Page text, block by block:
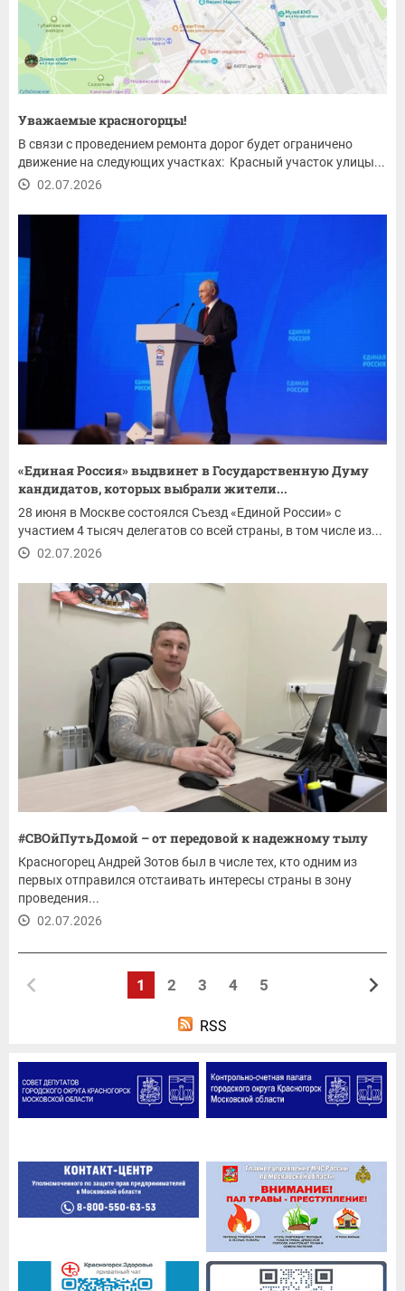
Уважаемые красногорцы!
В связи с проведением ремонта дорог будет ограничено
движение на следующих участках: Красный участок улицы...
02.07.2026
«Единая Россия» выдвинет в Государственную Думу
кандидатов, которых выбрали жители...
28 июня в Москве состоялся Съезд «Единой России» с
участием 4 тысяч делегатов со всей страны, в том числе из...
02.07.2026
#СВОйПутьДомой – от передовой к надежному тылу
Красногорец Андрей Зотов был в числе тех, кто одним из
первых отправился отстаивать интересы страны в зону
проведения...
02.07.2026
1 2 3 4 5
RSS